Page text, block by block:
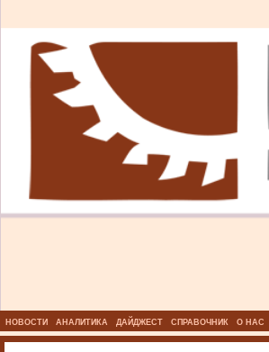
НОВОСТИ АНАЛИТИКА ДАЙДЖЕСТ СПРАВОЧНИК О НАС